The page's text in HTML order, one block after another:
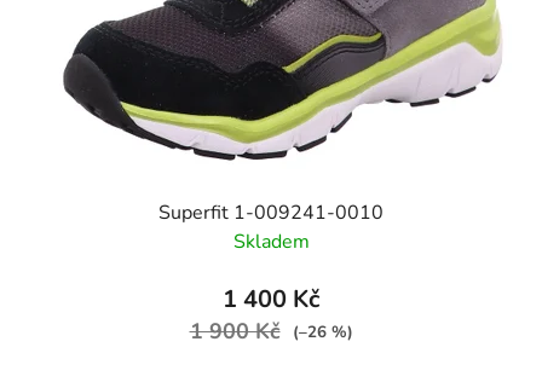
Superfit 1-009241-0010
Skladem
1 400 Kč
1 900 Kč (–26 %)